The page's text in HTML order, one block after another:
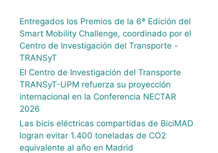
Entregados los Premios de la 6ª Edición del
Smart Mobility Challenge, coordinado por el
Centro de Investigación del Transporte -
TRANSyT
El Centro de Investigación del Transporte
TRANSyT-UPM refuerza su proyección
internacional en la Conferencia NECTAR
2026
Las bicis eléctricas compartidas de BiciMAD
logran evitar 1.400 toneladas de CO2
equivalente al año en Madrid